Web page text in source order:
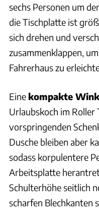
sechs Personen um
die Tischplatte ist
sich drehen und
zusammenklappen,
Fahrerhaus zu
Eine kompakte
Urlaubskoch im Roller
vorspringenden
Dusche bleiben aber
sodass korpulentere
Arbeitsplatte
Schulterhöhe seitlich
scharfen Blechkanten